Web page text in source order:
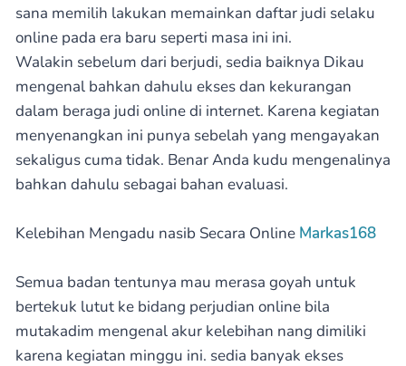
sana memilih lakukan memainkan daftar judi selaku
online pada era baru seperti masa ini ini.
Walakin sebelum dari berjudi, sedia baiknya Dikau
mengenal bahkan dahulu ekses dan kekurangan
dalam beraga judi online di internet. Karena kegiatan
menyenangkan ini punya sebelah yang mengayakan
sekaligus cuma tidak. Benar Anda kudu mengenalinya
bahkan dahulu sebagai bahan evaluasi.
Kelebihan Mengadu nasib Secara Online Markas168
Semua badan tentunya mau merasa goyah untuk
bertekuk lutut ke bidang perjudian online bila
mutakadim mengenal akur kelebihan nang dimiliki
karena kegiatan minggu ini. sedia banyak ekses